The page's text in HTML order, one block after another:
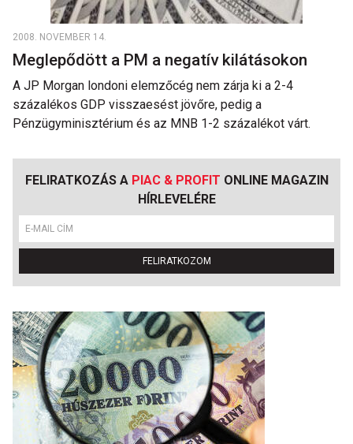
2008. NOVEMBER 14.
Meglepődött a PM a negatív kilátásokon
A JP Morgan londoni elemzőcég nem zárja ki a 2-4
százalékos GDP visszaesést jövőre, pedig a
Pénzügyminisztérium és az MNB 1-2 százalékot várt.
FELIRATKOZÁS A PIAC & PROFIT ONLINE MAGAZIN
HÍRLEVELÉRE
FELIRATKOZOM